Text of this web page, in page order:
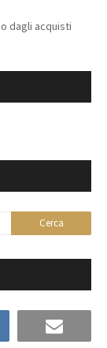
dagli acquisti